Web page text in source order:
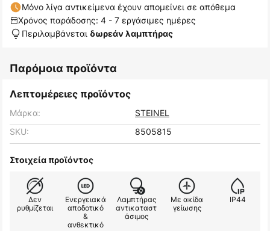
Μόνο λίγα αντικείμενα έχουν απομείνει σε απόθεμα
Χρόνος παράδοσης: 4 - 7 εργάσιμες ημέρες
Περιλαμβάνεται δωρεάν λαμπτήρας
Παρόμοια προϊόντα
Λεπτομέρειες προϊόντος
Μάρκα:
STEINEL
SKU:
8505815
Στοιχεία προϊόντος
Δεν
ρυθμίζεται
Ενεργειακά
αποδοτικό
&
ανθεκτικό
Λαμπτήρας
αντικαταστ
άσιμος
Με ακίδα
γείωσης
IP44